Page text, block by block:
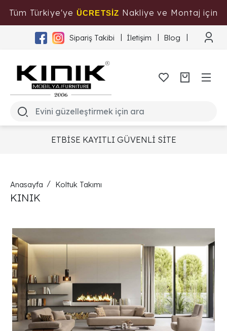
Tüm Türkiye'ye ÜCRETSİZ Nakliye ve Montaj için
Tıklayınız
Sipariş Takibi İletişim Blog
ETBİSE KAYITLI GÜVENLİ SİTE
Anasayfa Koltuk Takımı
KINIK